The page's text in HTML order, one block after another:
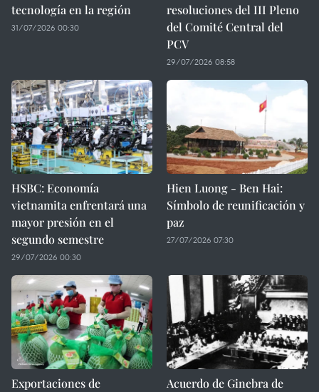
tecnología en la región
31/07/2026 00:30
resoluciones del III Pleno
del Comité Central del
PCV
29/07/2026 08:58
HSBC: Economía
vietnamita enfrentará una
mayor presión en el
segundo semestre
29/07/2026 00:30
Hien Luong - Ben Hai:
Símbolo de reunificación y
paz
27/07/2026 07:30
Exportaciones de
Acuerdo de Ginebra de